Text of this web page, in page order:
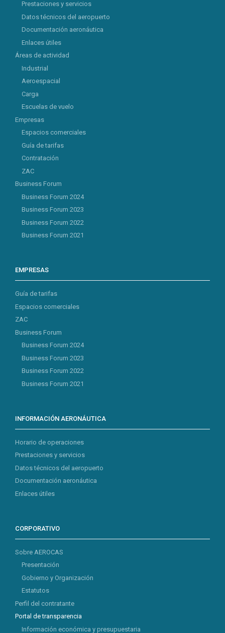
Prestaciones y servicios
Datos técnicos del aeropuerto
Documentación aeronáutica
Enlaces útiles
Áreas de actividad
Industrial
Aeroespacial
Carga
Escuelas de vuelo
Empresas
Espacios comerciales
Guía de tarifas
Contratación
ZAC
Business Forum
Business Forum 2024
Business Forum 2023
Business Forum 2022
Business Forum 2021
EMPRESAS
Guía de tarifas
Espacios comerciales
ZAC
Business Forum
Business Forum 2024
Business Forum 2023
Business Forum 2022
Business Forum 2021
INFORMACIÓN AERONÁUTICA
Horario de operaciones
Prestaciones y servicios
Datos técnicos del aeropuerto
Documentación aeronáutica
Enlaces útiles
CORPORATIVO
Sobre AEROCAS
Presentación
Gobierno y Organización
Estatutos
Perfil del contratante
Portal de transparencia
Información económica y presupuestaria